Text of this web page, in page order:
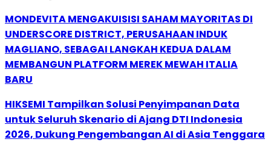
MONDEVITA MENGAKUISISI SAHAM MAYORITAS DI
UNDERSCORE DISTRICT, PERUSAHAAN INDUK
MAGLIANO, SEBAGAI LANGKAH KEDUA DALAM
MEMBANGUN PLATFORM MEREK MEWAH ITALIA
BARU
HIKSEMI Tampilkan Solusi Penyimpanan Data
untuk Seluruh Skenario di Ajang DTI Indonesia
2026, Dukung Pengembangan AI di Asia Tenggara